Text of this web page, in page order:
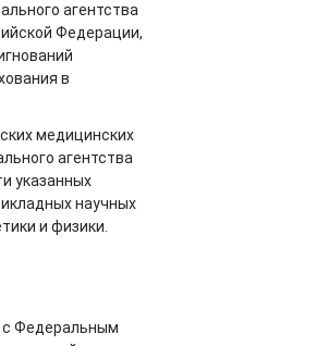
агентства
Федерации,
в
медицинских
агентства
указанных
научных
и физики.
с Федеральным